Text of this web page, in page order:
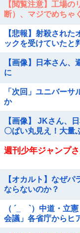
【閲覧注意】工場
断）、マジでめちゃ
【悲報】射殺され
ックを受けていたと
【画像】日本さん
に
「次回」ユニバー
か
【画像】 JKさん、
〇ぱい丸見え！大量
週刊少年ジャンプ
【オカルト】なぜ
ならないのか？
（ ´_ゝ`）中道・立
会議」各省庁からヒ